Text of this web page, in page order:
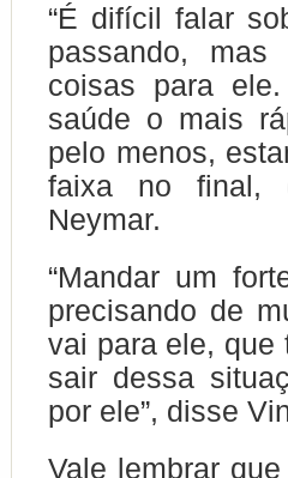
“É difícil falar
passando,
coisas para
saúde o mais
pelo menos,
faixa no final,
Neymar.
“Mandar um
precisando de
vai para ele, que
sair dessa
por ele”, disse
Vale lembrar